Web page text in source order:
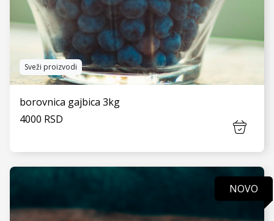
VIDI JOŠ
Sveži proizvodi
borovnica gajbica 3kg
4000 RSD
NOVO